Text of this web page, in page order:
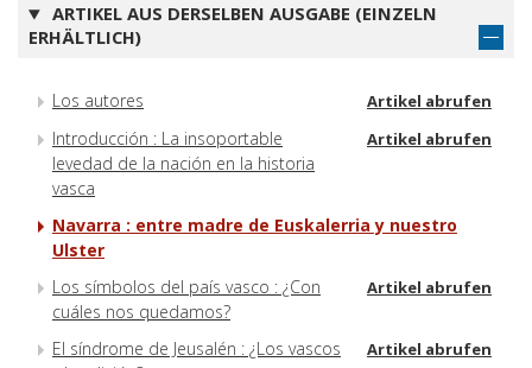
ARTIKEL AUS DERSELBEN AUSGABE (EINZELN
ERHÄLTLICH)
Los autores Artikel abrufen
Introducción : La insoportable
levedad de la nación en la historia
vasca
Artikel abrufen
Navarra : entre madre de Euskalerria y nuestro
Ulster
Los símbolos del país vasco : ¿Con
cuáles nos quedamos?
Artikel abrufen
El síndrome de Jeusalén : ¿Los vascos
Artikel abrufen